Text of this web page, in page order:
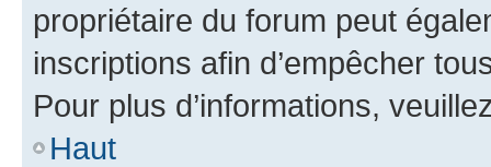
propriétaire du forum peut
inscriptions afin d’empêcher
Pour plus d’informations,
Haut